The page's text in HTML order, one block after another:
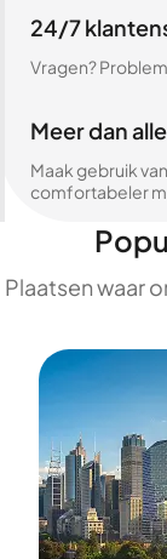
24/7
Vragen?
Meer dan
Maak gebruik
comfortabeler
Plaatsen waar